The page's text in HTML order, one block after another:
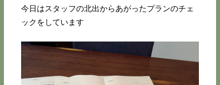
今日はスタッフの北出からあがったプランのチェ
ックをしています